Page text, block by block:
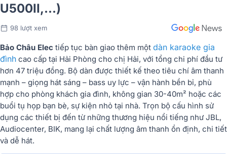
U500II,...)
98 lượt xem
Bảo Châu Elec tiếp tục bàn giao thêm một dàn karaoke gia
đình cao cấp tại Hải Phòng cho chị Hải, với tổng chi phí đầu tư
hơn 47 triệu đồng. Bộ dàn được thiết kế theo tiêu chí âm thanh
mạnh – giọng hát sáng – bass uy lực – vận hành bền bỉ, phù
hợp cho phòng khách gia đình, không gian 30-40m² hoặc các
buổi tụ họp bạn bè, sự kiện nhỏ tại nhà. Trọn bộ cấu hình sử
dụng các thiết bị đến từ những thương hiệu nổi tiếng như JBL,
Audiocenter, BIK, mang lại chất lượng âm thanh ổn định, chi tiết
và dễ hát.